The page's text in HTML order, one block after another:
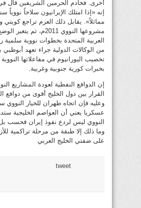
إنه «إذا امتلك الإيرانيون سلاحاً نووياً
مماثلاً». يقابل ذلك العزم تراجع كويتي
مشروعها النووي 2011م، ثم
العربية المتحدة بخطوات نووية سلمية
من الوكالات الدولية جراء تعهد أبوظبي
تخصيب اليورانيوم في مفاعلاتها
بخبرات كورية جنوبية وغربية.
إن الدوافع النفطية لعودة المشاريع
القرار بين دول الخليج أقوى من دوافع
وعليه فإن اتجاه طهران للخيار النووي
عسكريا يعني أن العواصم الخليجية
النووي ليس لردع نفوذ إيران فحسب
وما ذلك إلا طبقة من مرحلة تراكمية
على ضفتي الخليج العربي
tweet